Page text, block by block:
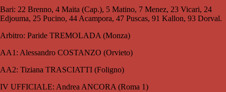
Bari: 22 Brenno, 4 Maita (Cap.), 5 Matino, 7 Menez, 23 Vicari, 24
Edjouma, 25 Pucino, 44 Acampora, 47 Puscas, 91 Kallon, 93 Dorval.
Arbitro: Paride TREMOLADA (Monza)
AA1: Alessandro COSTANZO (Orvieto)
AA2: Tiziana TRASCIATTI (Foligno)
IV UFFICIALE: Andrea ANCORA (Roma 1)